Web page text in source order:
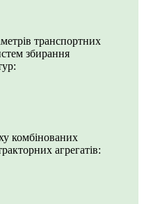
транспортних
збирання
комбінованих
агрегатів: